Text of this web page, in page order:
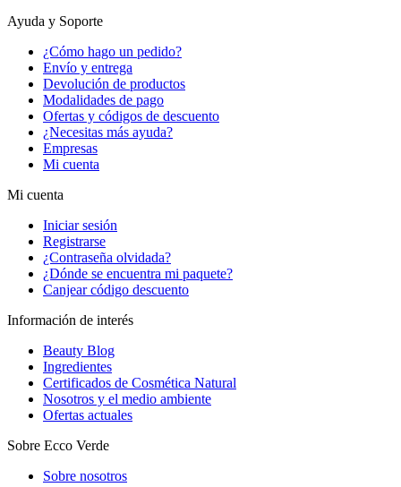
Ayuda y Soporte
¿Cómo hago un pedido?
Envío y entrega
Devolución de productos
Modalidades de pago
Ofertas y códigos de descuento
¿Necesitas más ayuda?
Empresas
Mi cuenta
Mi cuenta
Iniciar sesión
Registrarse
¿Contraseña olvidada?
¿Dónde se encuentra mi paquete?
Canjear código descuento
Información de interés
Beauty Blog
Ingredientes
Certificados de Cosmética Natural
Nosotros y el medio ambiente
Ofertas actuales
Sobre Ecco Verde
Sobre nosotros